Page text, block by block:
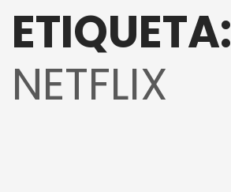
ETIQUETA:
NETFLIX